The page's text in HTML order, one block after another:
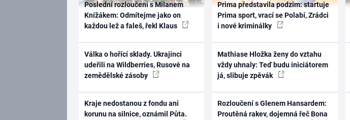
Poslední rozloučení s Milanem
Knížákem: Odmítejme jako on
každou lež a faleš, řekl Klaus
Válka o hořící sklady. Ukrajinci
udeřili na Wildberries, Rusové na
zemědělské zásoby
Kraje nedostanou z fondu ani
korunu na silnice, oznámil Půta.
Prima představila podzim: startuje
Prima sport, vrací se Polabí, Zrádci
i nové kriminálky
Mathiase Hložka ženy do vztahu
vždy uhnaly: Teď budu iniciátorem
já, slibuje zpěvák
Rozloučení s Glenem Hansardem:
Proutěná rakev, dojemná řeč Bona